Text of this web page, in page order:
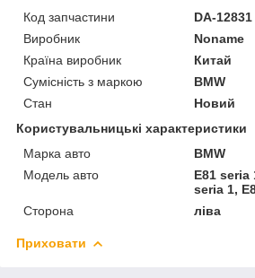
Код запчастини
DA-12831
Виробник
Noname
Країна виробник
Китай
Сумісність з маркою
BMW
Стан
Новий
Користувальницькі характеристики
Марка авто
BMW
Модель авто
E81 seria
seria 1,
Сторона
ліва
Приховати